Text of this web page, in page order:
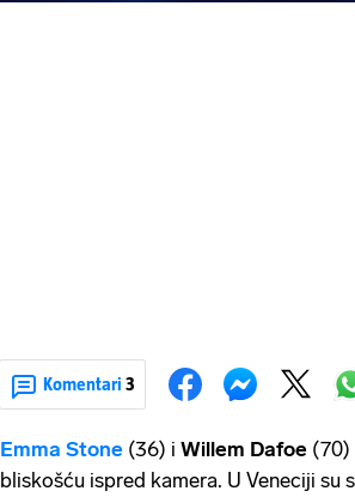
Komentari 3
Emma Stone (36) i Willem Dafoe (70)
bliskošću ispred kamera. U Veneciji su